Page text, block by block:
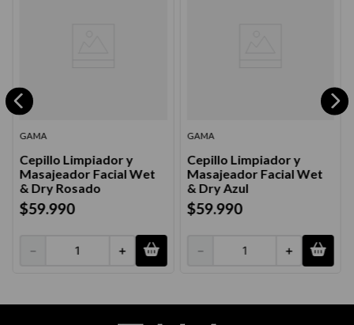
GAMA
Cepillo Limpiador y
Masajeador Facial Wet
& Dry Rosado
$59.990
＋
－
GAMA
Cepillo Limpiador y
Masajeador Facial Wet
& Dry Azul
$59.990
＋
－